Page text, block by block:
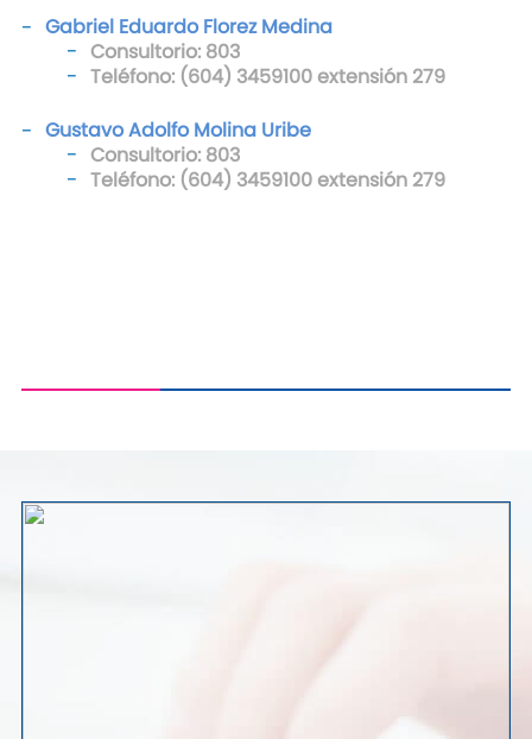
Gabriel Eduardo Florez Medina
Consultorio: 803
Teléfono: (604) 3459100 extensión 279
Gustavo Adolfo Molina Uribe
Consultorio: 803
Teléfono: (604) 3459100 extensión 279